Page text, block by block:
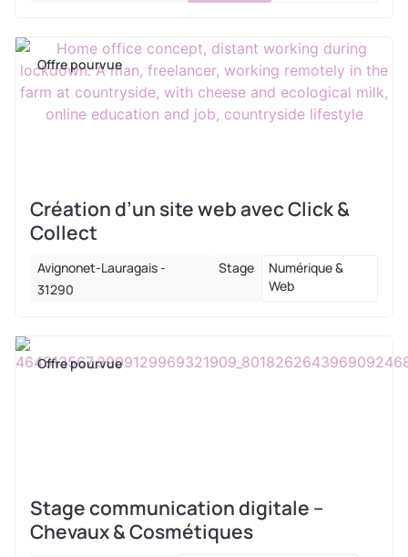
Offre pourvue
Création d’un site web avec Click &
Collect
Avignonet-Lauragais -
31290
Stage
Numérique &
Web
Offre pourvue
Stage communication digitale –
Chevaux & Cosmétiques